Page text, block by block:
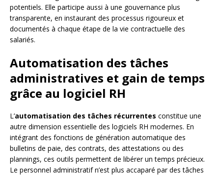
potentiels. Elle participe aussi à une gouvernance plus
transparente, en instaurant des processus rigoureux et
documentés à chaque étape de la vie contractuelle des
salariés.
Automatisation des tâches
administratives et gain de temps
grâce au logiciel RH
L’automatisation des tâches récurrentes constitue une
autre dimension essentielle des logiciels RH modernes. En
intégrant des fonctions de génération automatique des
bulletins de paie, des contrats, des attestations ou des
plannings, ces outils permettent de libérer un temps précieux.
Le personnel administratif n’est plus accaparé par des tâches